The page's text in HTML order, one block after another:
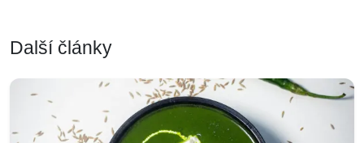
Další články